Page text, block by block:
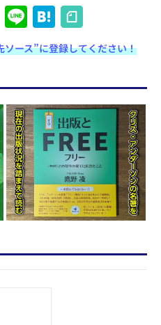
X Li
n
e
H
at
e
n
a
ース”に登録してください！